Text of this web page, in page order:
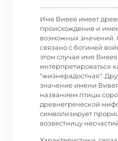
Имя Вивея имеет
происхождение и
возможных значений.
связано с богиней
этом случае имя
интерпретироваться
"жизнерадостная".
значение имени
названием птицы
древнегреческой
символизирует
возвестницу